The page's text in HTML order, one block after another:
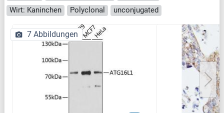
Wirt: Kaninchen
Polyclonal unconjugated
7 Abbildungen